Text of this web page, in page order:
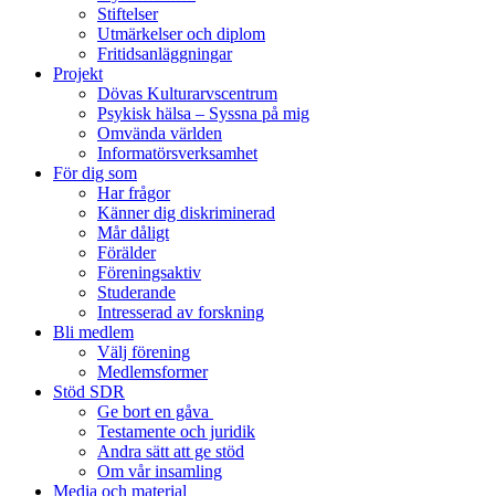
Stiftelser
Utmärkelser och diplom
Fritidsanläggningar
Projekt
Dövas Kulturarvscentrum
Psykisk hälsa – Syssna på mig
Omvända världen
Informatörsverksamhet
För dig som
Har frågor
Känner dig diskriminerad
Mår dåligt
Förälder
Föreningsaktiv
Studerande
Intresserad av forskning
Bli medlem
Välj förening
Medlemsformer
Stöd SDR
Ge bort en gåva
Testamente och juridik
Andra sätt att ge stöd
Om vår insamling
Media och material